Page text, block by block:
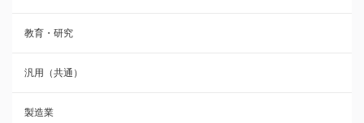
教育・研究
汎用（共通）
製造業